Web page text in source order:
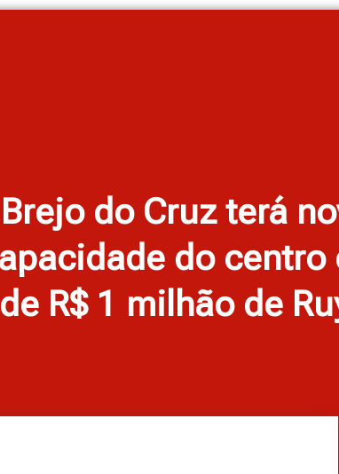
do Cruz terá
do
R$ 1 milhão de